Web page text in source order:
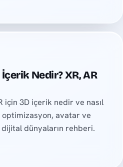
Nedir? XR, AR
için 3D içerik nedir ve nasıl
optimizasyon, avatar ve
dünyaların rehberi.